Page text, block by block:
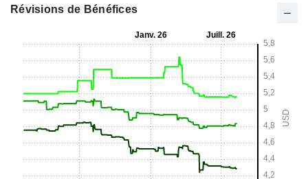
Révisions de Bénéfices